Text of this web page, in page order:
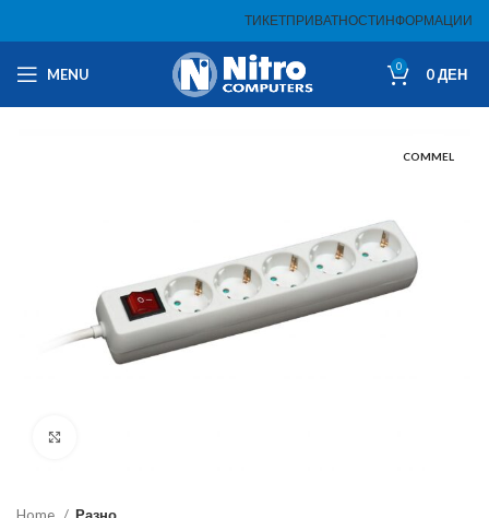
ТИКЕТПРИВАТНОСТИНФОРМАЦИИ
MENU 0 0ДЕН
COMMEL